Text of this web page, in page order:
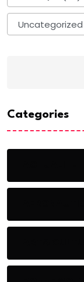
Uncategorized
Categories